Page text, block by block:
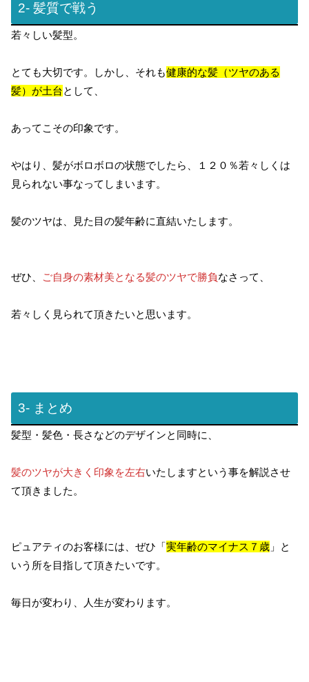
2- 髪質で戦う
若々しい髪型。
とても大切です。しかし、それも健康的な髪（ツヤのある
髪）が土台として、
あってこその印象です。
やはり、髪がボロボロの状態でしたら、１２０％若々しくは
見られない事なってしまいます。
髪のツヤは、見た目の髪年齢に直結いたします。
ぜひ、 ご自身の素材美となる髪のツヤで勝負なさって、
若々しく見られて頂きたいと思います。
3- まとめ
髪型・髪色・長さなどのデザインと同時に、
髪のツヤが大きく印象を左右いたしますという事を解説させ
て頂きました。
ピュアティのお客様には、ぜひ「実年齢のマイナス７歳 」と
いう所を目指して頂きたいです。
毎日が変わり、人生が変わります。